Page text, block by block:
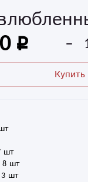
шт
8 шт
3 шт